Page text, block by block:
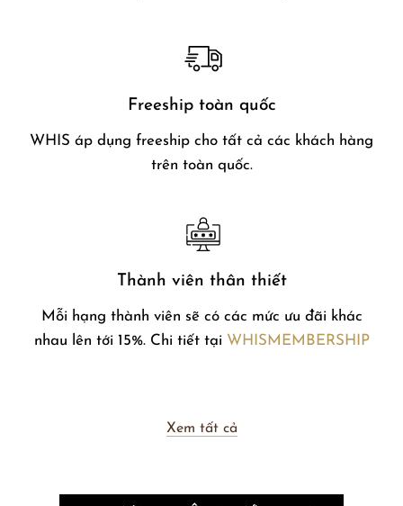
Freeship toàn quốc
WHIS áp dụng freeship cho tất cả các khách hàng
trên toàn quốc.
Thành viên thân thiết
Mỗi hạng thành viên sẽ có các mức ưu đãi khác
nhau lên tới 15%. Chi tiết tại WHISMEMBERSHIP
Xem tất cả